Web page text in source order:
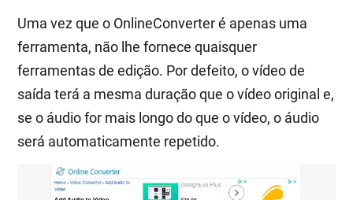
Uma vez que o OnlineConverter é apenas uma
ferramenta, não lhe fornece quaisquer
ferramentas de edição. Por defeito, o vídeo de
saída terá a mesma duração que o vídeo original e,
se o áudio for mais longo do que o vídeo, o áudio
será automaticamente repetido.